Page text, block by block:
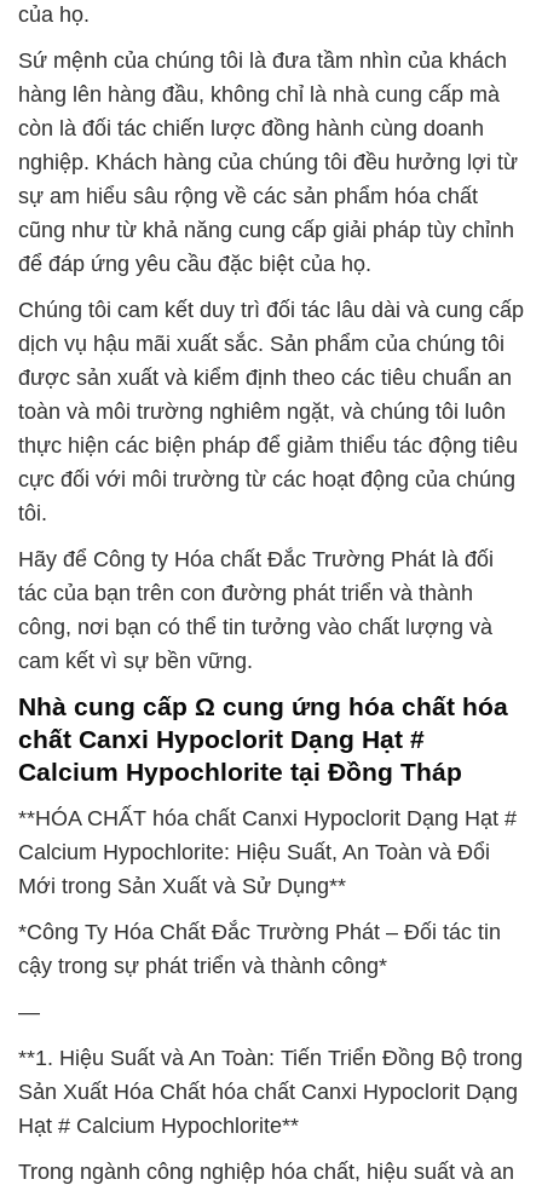
của họ.
Sứ mệnh của chúng tôi là đưa tầm nhìn của khách
hàng lên hàng đầu, không chỉ là nhà cung cấp mà
còn là đối tác chiến lược đồng hành cùng doanh
nghiệp. Khách hàng của chúng tôi đều hưởng lợi từ
sự am hiểu sâu rộng về các sản phẩm hóa chất
cũng như từ khả năng cung cấp giải pháp tùy chỉnh
để đáp ứng yêu cầu đặc biệt của họ.
Chúng tôi cam kết duy trì đối tác lâu dài và cung cấp
dịch vụ hậu mãi xuất sắc. Sản phẩm của chúng tôi
được sản xuất và kiểm định theo các tiêu chuẩn an
toàn và môi trường nghiêm ngặt, và chúng tôi luôn
thực hiện các biện pháp để giảm thiểu tác động tiêu
cực đối với môi trường từ các hoạt động của chúng
tôi.
Hãy để Công ty Hóa chất Đắc Trường Phát là đối
tác của bạn trên con đường phát triển và thành
công, nơi bạn có thể tin tưởng vào chất lượng và
cam kết vì sự bền vững.
Nhà cung cấp Ω cung ứng hóa chất hóa
chất Canxi Hypoclorit Dạng Hạt #
Calcium Hypochlorite tại Đồng Tháp
**HÓA CHẤT hóa chất Canxi Hypoclorit Dạng Hạt #
Calcium Hypochlorite: Hiệu Suất, An Toàn và Đổi
Mới trong Sản Xuất và Sử Dụng**
*Công Ty Hóa Chất Đắc Trường Phát – Đối tác tin
cậy trong sự phát triển và thành công*
—
**1. Hiệu Suất và An Toàn: Tiến Triển Đồng Bộ trong
Sản Xuất Hóa Chất hóa chất Canxi Hypoclorit Dạng
Hạt # Calcium Hypochlorite**
Trong ngành công nghiệp hóa chất, hiệu suất và an